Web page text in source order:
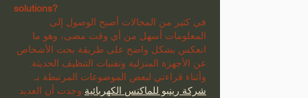
solutions?
في كثير من المجالات أصبح الوصول إلى
المعلومات أسهل من أي وقت مضى، وهو ما
انعكس بشكل واضح على طريقة بحث الأشخاص
عن الأجهزة المنزلية وتقنيات التنظيف الحديثة.
وأثناء قراءتي لبعض الموضوعات المرتبطة بـ
شركة رينبو للماكنس الكهربائية وجدت أن العديد